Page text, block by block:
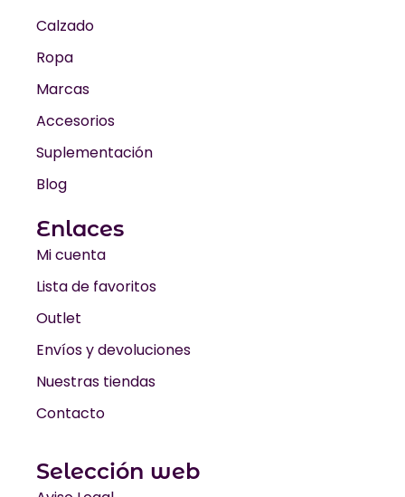
Calzado
Ropa
Marcas
Accesorios
Suplementación
Blog
Enlaces
Mi cuenta
Lista de favoritos
Outlet
Envíos y devoluciones
Nuestras tiendas
Contacto
Selección web